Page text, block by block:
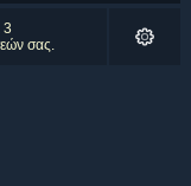
3
σας.